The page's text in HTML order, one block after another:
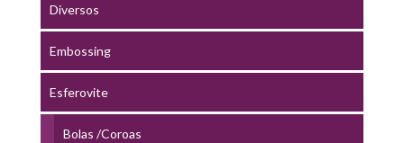
Diversos
Embossing
Esferovite
Bolas /Coroas